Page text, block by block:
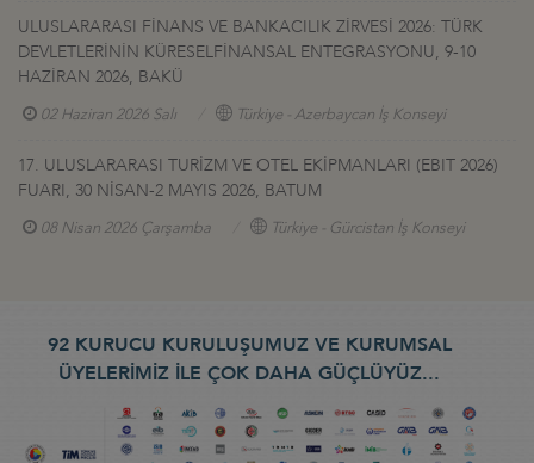
ULUSLARARASI FİNANS VE BANKACILIK ZİRVESİ 2026: TÜRK
DEVLETLERİNİN KÜRESELFİNANSAL ENTEGRASYONU, 9-10
HAZİRAN 2026, BAKÜ
02 Haziran 2026 Salı Türkiye - Azerbaycan İş Konseyi
17. ULUSLARARASI TURİZM VE OTEL EKİPMANLARI (EBIT 2026)
FUARI, 30 NİSAN-2 MAYIS 2026, BATUM
08 Nisan 2026 Çarşamba Türkiye - Gürcistan İş Konseyi
92 KURUCU KURULUŞUMUZ VE KURUMSAL
ÜYELERİMİZ İLE ÇOK DAHA GÜÇLÜYÜZ...